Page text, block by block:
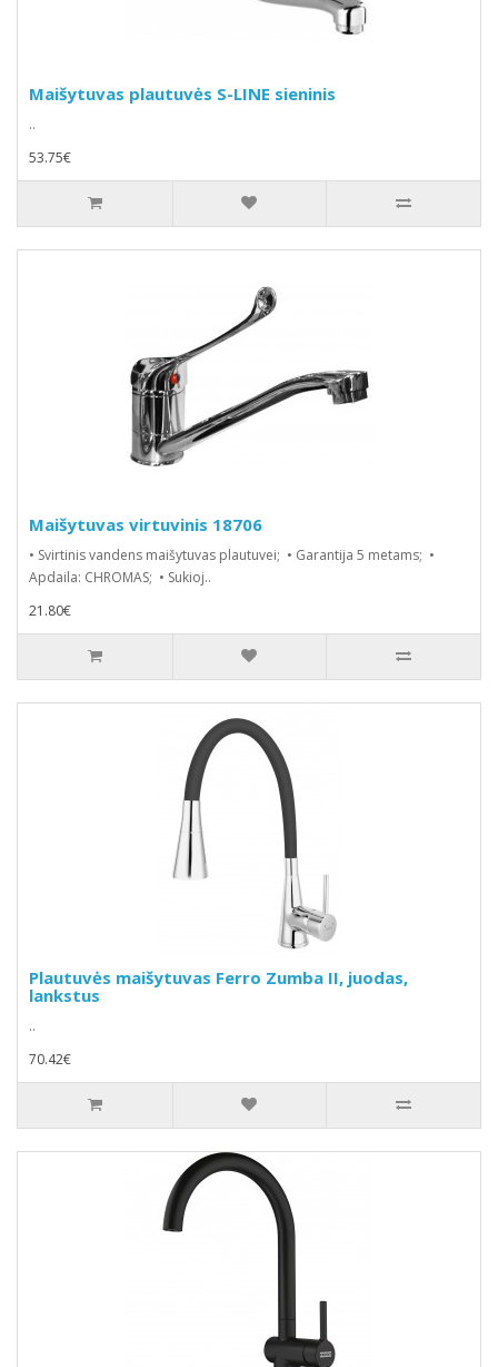
Maišytuvas plautuvės S-LINE sieninis
..
53.75€
Maišytuvas virtuvinis 18706
• Svirtinis vandens maišytuvas plautuvei; • Garantija 5 metams; •
Apdaila: CHROMAS; • Sukioj..
21.80€
Plautuvės maišytuvas Ferro Zumba II, juodas,
lankstus
..
70.42€